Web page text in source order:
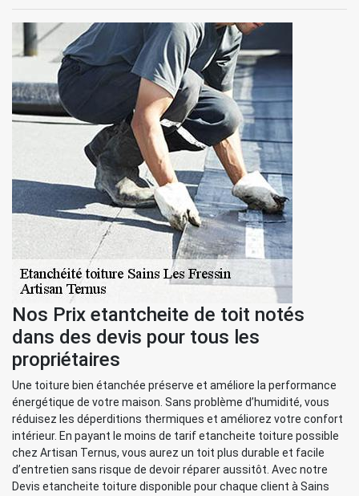
Nos Prix etantcheite de toit notés
dans des devis pour tous les
propriétaires
Une toiture bien étanchée préserve et améliore la performance
énergétique de votre maison. Sans problème d’humidité, vous
réduisez les déperditions thermiques et améliorez votre confort
intérieur. En payant le moins de tarif etancheite toiture possible
chez Artisan Ternus, vous aurez un toit plus durable et facile
d’entretien sans risque de devoir réparer aussitôt. Avec notre
Devis etancheite toiture disponible pour chaque client à Sains